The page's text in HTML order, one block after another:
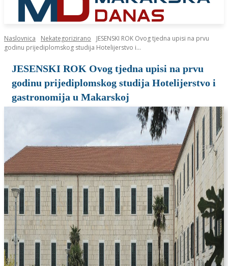
Naslovnica Nekategorizirano
JESENSKI ROK Ovog tjedna upisi na prvu
godinu prijediplomskog studija Hotelijerstvo i...
JESENSKI ROK Ovog tjedna upisi na prvu
godinu prijediplomskog studija Hotelijerstvo i
gastronomija u Makarskoj